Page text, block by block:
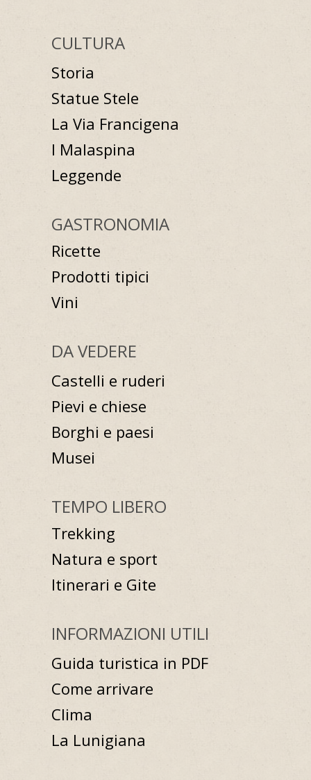
CULTURA
Storia
Statue Stele
La Via Francigena
I Malaspina
Leggende
GASTRONOMIA
Ricette
Prodotti tipici
Vini
DA VEDERE
Castelli e ruderi
Pievi e chiese
Borghi e paesi
Musei
TEMPO LIBERO
Trekking
Natura e sport
Itinerari e Gite
INFORMAZIONI UTILI
Guida turistica in PDF
Come arrivare
Clima
La Lunigiana